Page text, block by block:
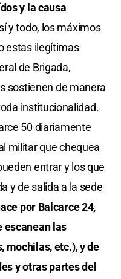
y la causa
y todo, los máximos
estas ilegítimas
de Brigada,
sostienen de manera
institucionalidad.
50 diariamente
militar que chequea
entrar y los que
y de salida a la sede
por Balcarce 24,
escanean las
mochilas, etc.), y de
y otras partes del